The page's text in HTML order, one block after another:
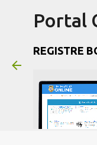
Portal
REGISTRE